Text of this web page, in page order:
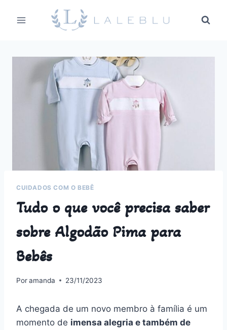
para
CUIDADOS COM O BEBÊ
Tudo o que você precisa saber
sobre Algodão Pima para
Bebês
Poramanda 23/11/2023
A chegada de um novo membro à família é um
momento de imensa alegria e também de